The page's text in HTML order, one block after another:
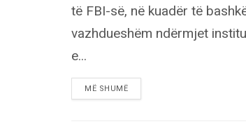
të FBI-së, në kuadër të
vazhdueshëm ndërmjet
e...
MË SHUMËDETAILS